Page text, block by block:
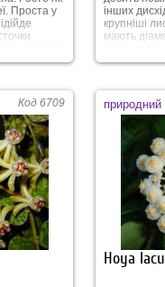
Проста у
Геррі
тюльпан,
В
інших
крупніші
мають
зеленою
на яблуко,
свою
догляді.
Код 6709 природний
Hoya